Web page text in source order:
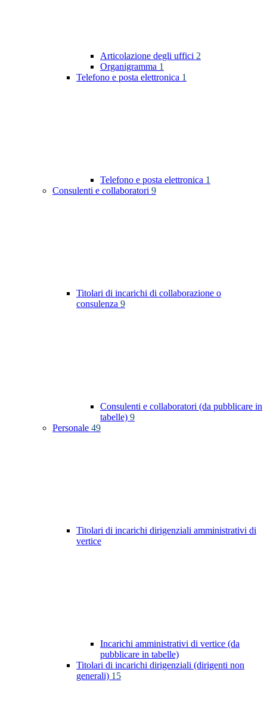
Articolazione degli uffici 2
Organigramma 1
Telefono e posta elettronica 1
Telefono e posta elettronica 1
Consulenti e collaboratori 9
Titolari di incarichi di collaborazione o
consulenza 9
Consulenti e collaboratori (da pubblicare in
tabelle) 9
Personale 49
Titolari di incarichi dirigenziali amministrativi di
vertice
Incarichi amministrativi di vertice (da
pubblicare in tabelle)
Titolari di incarichi dirigenziali (dirigenti non
generali) 15